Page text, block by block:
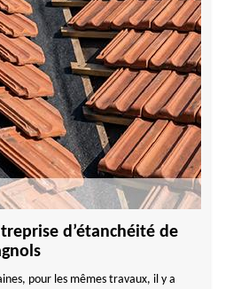
d’étanchéité de
pour les mêmes travaux, il y a